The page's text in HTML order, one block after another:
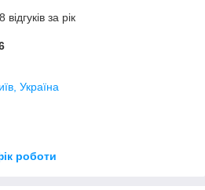
за рік
Україна
роботи